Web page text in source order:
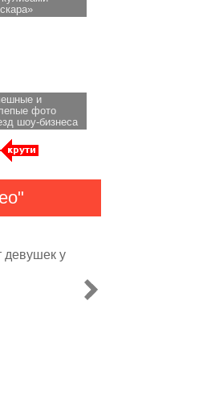
и
фото
шоу-бизнеса
у